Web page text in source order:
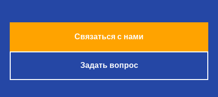
Связаться с нами
Задать вопрос